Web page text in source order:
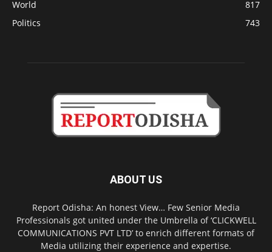
World
817
Politics
743
ABOUT US
Report Odisha: An honest View… Few Senior Media
Professionals got united under the Umbrella of ‘CLICKWELL
COMMUNICATIONS PVT LTD’ to enrich different formats of
Media utilizing their experience and expertise.